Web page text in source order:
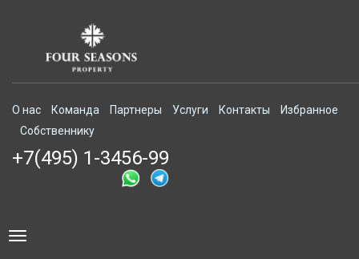
О нас Команда Партнеры Услуги Контакты
Избранное
Собственнику
+7(495) 1-3456-99
Toggle